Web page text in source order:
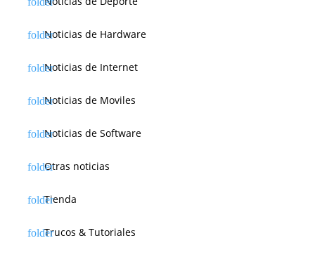
Noticias de Hardware
Noticias de Internet
Noticias de Moviles
Noticias de Software
Otras noticias
Tienda
Trucos & Tutoriales